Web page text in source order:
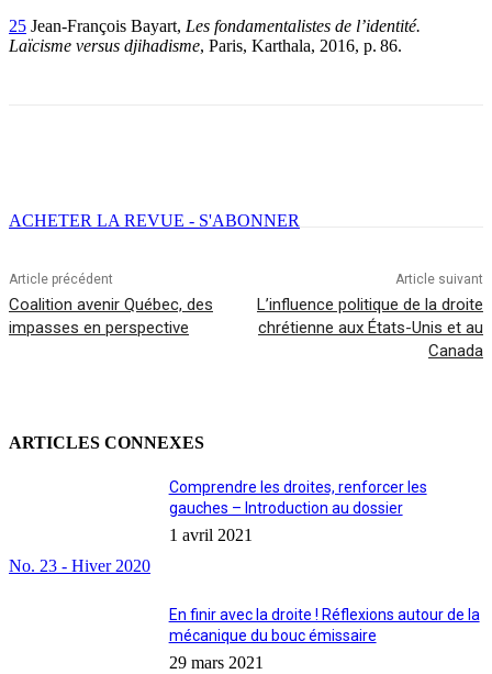
25 Jean-François Bayart, Les fondamentalistes de l’identité.
Laïcisme versus djihadisme, Paris, Karthala, 2016, p. 86.
ACHETER LA REVUE - S'ABONNER
Article précédent
Coalition avenir Québec, des
impasses en perspective
Article suivant
L’influence politique de la droite
chrétienne aux États-Unis et au
Canada
ARTICLES CONNEXES
No. 23 - Hiver 2020
Comprendre les droites, renforcer les
gauches – Introduction au dossier
1 avril 2021
En finir avec la droite ! Réflexions autour de la
mécanique du bouc émissaire
29 mars 2021